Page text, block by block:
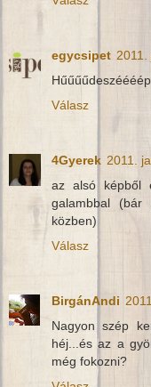
egycsipet
Válasz
4Gyerek 2011.
az alsó képből
galambbal
közben)
Válasz
BirgánAndi
Nagyon szép
héj...és az a
még fokozni?